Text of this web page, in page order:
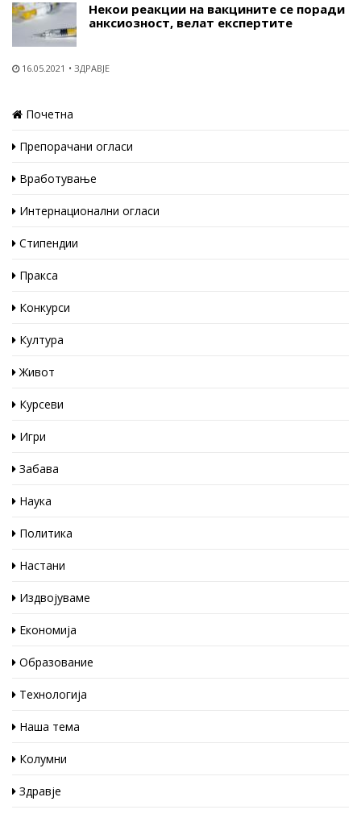
Некои реакции на вакцините се поради
анксиозност, велат експертите
16.05.2021 ЗДРАВЈЕ
Почетна
Препорачани огласи
Вработување
Интернационални огласи
Стипендии
Пракса
Конкурси
Култура
Живот
Курсеви
Игри
Забава
Наука
Политика
Настани
Издвојуваме
Економија
Образование
Технологија
Наша тема
Колумни
Здравје